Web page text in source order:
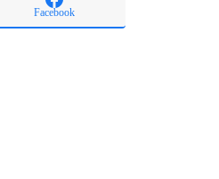
Facebook